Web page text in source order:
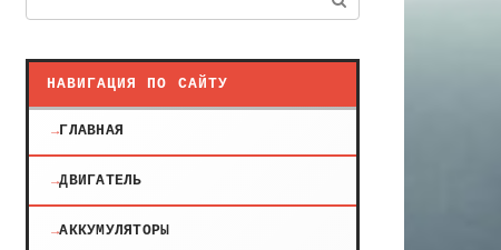
НАВИГАЦИЯ ПО САЙТУ
ГЛАВНАЯ
ДВИГАТЕЛЬ
АККУМУЛЯТОРЫ